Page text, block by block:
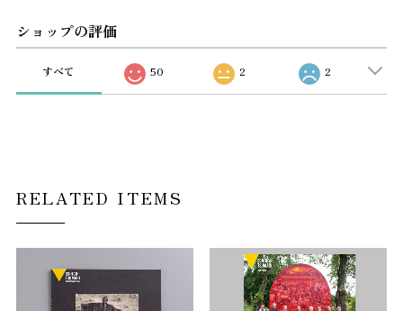
ショップの評価
すべて 50 2 2
RELATED ITEMS